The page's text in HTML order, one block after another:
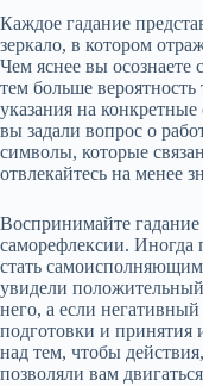
Каждое гадание
зеркало, в котором
Чем яснее вы осознаете
тем больше
указания на
вы задали вопрос о
символы, которые
отвлекайтесь на менее
Воспринимайте
саморефлексии. Иногда
стать
увидели
него, а если
подготовки и принятия
над тем, чтобы
позволяли вам